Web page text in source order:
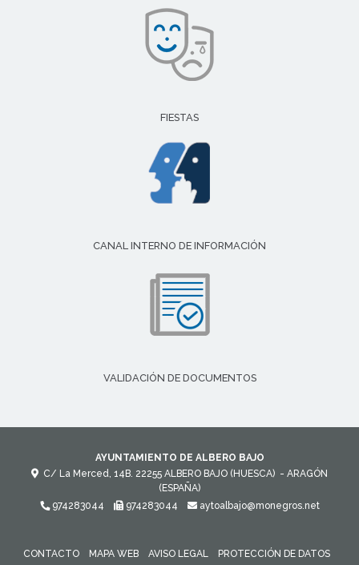
FIESTAS
CANAL INTERNO DE INFORMACIÓN
VALIDACIÓN DE DOCUMENTOS
AYUNTAMIENTO DE ALBERO BAJO
C/ La Merced, 14B. 22255 ALBERO BAJO (HUESCA) - ARAGÓN
(ESPAÑA)
974283044
974283044 aytoalbajo@monegros.net
CONTACTO MAPA WEB AVISO LEGAL PROTECCIÓN DE DATOS